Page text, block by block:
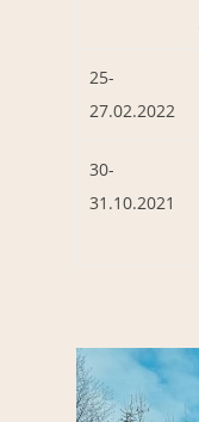
25-
27.02.2022
30-
31.10.2021